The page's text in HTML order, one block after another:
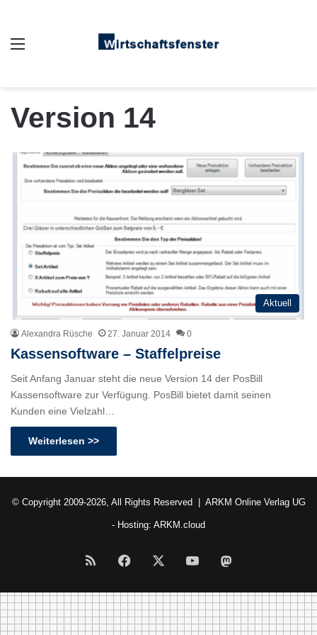
Version 14
Aktuell
Alexandra Rüsche 27. Januar 2014 0
Kassensoftware – Staffelpreise
Seit Anfang Januar steht die neue Version 14 der PosBill
Kassensoftware zur Verfügung. PosBill bietet damit seinen
Kunden eine Vielzahl…
Weiterlesen >>
© Copyright 2009-2026, All Rights Reserved | ARKM Online Verlag UG
- Hosting: ARKM.cloud
RSS Facebook YouTube